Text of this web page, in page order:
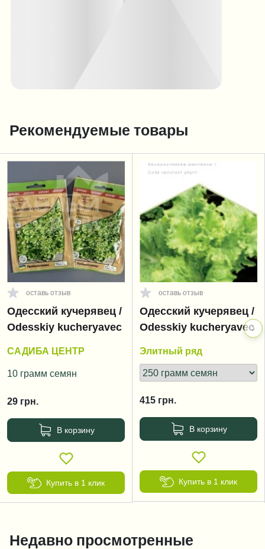
Рекомендуемые товары
оставь отзыв
Одесский кучерявец /
Odesskiy kucheryavec
САДИБА ЦЕНТР
10 грамм семян
29 грн.
В корзину
Купить в 1 клик
оставь отзыв
Одесский кучерявец /
Odesskiy kucheryavec
Элитный ряд
415 грн.
В корзину
Купить в 1 клик
Недавно просмотренные